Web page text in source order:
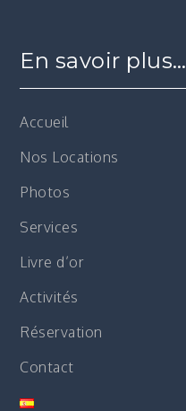
En savoir plus…
Accueil
Nos Locations
Photos
Services
Livre d’or
Activités
Réservation
Contact